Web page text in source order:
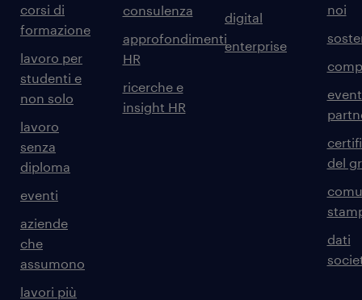
corsi di
formazione
lavoro per
studenti e
non solo
lavoro
senza
diploma
eventi
aziende
che
assumono
lavori più
consulenza
approfondimenti
HR
ricerche e
insight HR
digital
enterprise
noi
del
dati